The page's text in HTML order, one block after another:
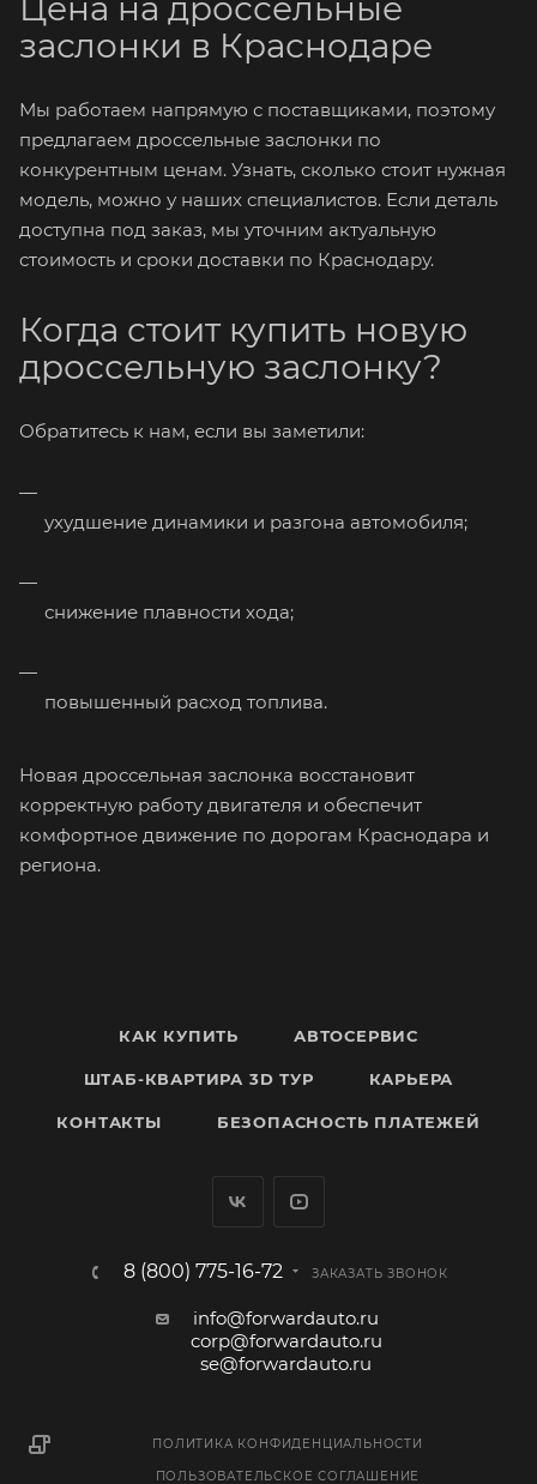
Цена на дроссельные
заслонки в Краснодаре
Мы работаем напрямую с поставщиками, поэтому
предлагаем дроссельные заслонки по
конкурентным ценам. Узнать, сколько стоит нужная
модель, можно у наших специалистов. Если деталь
доступна под заказ, мы уточним актуальную
стоимость и сроки доставки по Краснодару.
Когда стоит купить новую
дроссельную заслонку?
Обратитесь к нам, если вы заметили:
ухудшение динамики и разгона автомобиля;
снижение плавности хода;
повышенный расход топлива.
Новая дроссельная заслонка восстановит
корректную работу двигателя и обеспечит
комфортное движение по дорогам Краснодара и
региона.
КАК КУПИТЬ АВТОСЕРВИС
ШТАБ-КВАРТИРА 3D ТУР КАРЬЕРА
КОНТАКТЫ БЕЗОПАСНОСТЬ ПЛАТЕЖЕЙ
8 (800) 775-16-72 ЗАКАЗАТЬ ЗВОНОК
info@forwardauto.ru
corp@forwardauto.ru
se@forwardauto.ru
ПОЛИТИКА КОНФИДЕНЦИАЛЬНОСТИ
ПОЛЬЗОВАТЕЛЬСКОЕ СОГЛАШЕНИЕ